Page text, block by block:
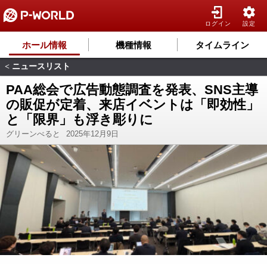
ログイン 設定
ホール情報 機種情報 タイムライン
< ニュースリスト
PAA総会で広告動態調査を発表、SNS主導
の販促が定着、来店イベントは「即効性」
と「限界」も浮き彫りに
グリーンべると 2025年12月9日